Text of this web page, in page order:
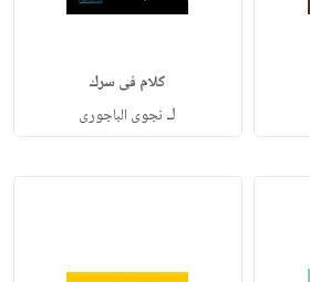
كلام فى سرك
لـ نجوى الباجورى